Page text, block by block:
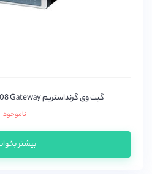
گیت وی گرنداستریم Grandstream GXW4108 Gateway
ناموجود
بیشتر